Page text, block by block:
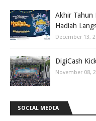
Akhir Tahun
Hadiah
December 13,
DigiCash
November 08,
SOCIAL MEDIA